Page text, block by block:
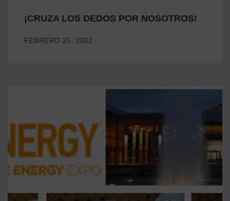
¡CRUZA LOS DEDOS POR NOSOTROS!
FEBRERO 25, 2022